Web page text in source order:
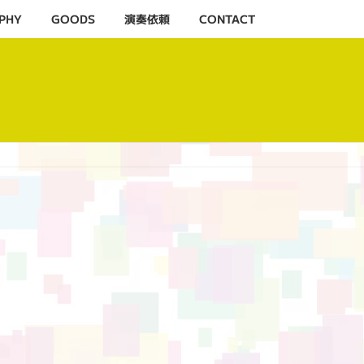
GOODS 演奏依頼 CONTACT